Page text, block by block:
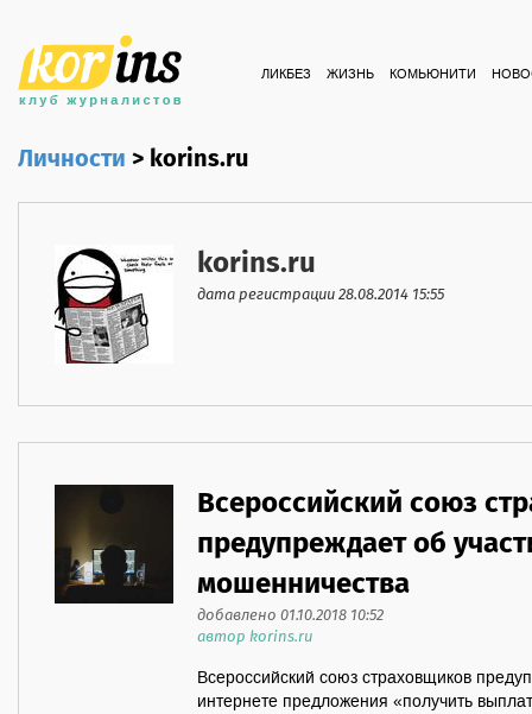
ЛИКБЕЗ ЖИЗНЬ КОМЬЮНИТИ
Личности>korins.ru
korins.ru
дата регистрации 28.08.2014 15:55
Всероссийский союз
предупреждает об
мошенничества
добавлено 01.10.2018 10:52
автор korins.ru
Всероссийский союз страховщиков
интернете предложения «получить